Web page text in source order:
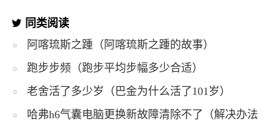
同类阅读
阿喀琉斯之踵（阿喀琉斯之踵的故事）
跑步步频（跑步平均步幅多少合适）
老舍活了多少岁（巴金为什么活了101岁）
哈弗h6气囊电脑更换新故障清除不了（解决办法